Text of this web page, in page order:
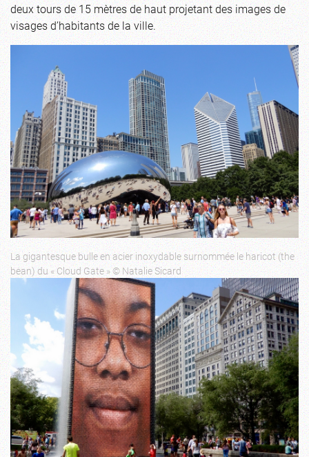
deux tours de 15 mètres de haut projetant des images de
visages d’habitants de la ville.
La gigantesque bulle en acier inoxydable surnommée le haricot (the
bean) du « Cloud Gate » © Natalie Sicard